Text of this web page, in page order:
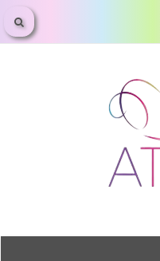
Aller